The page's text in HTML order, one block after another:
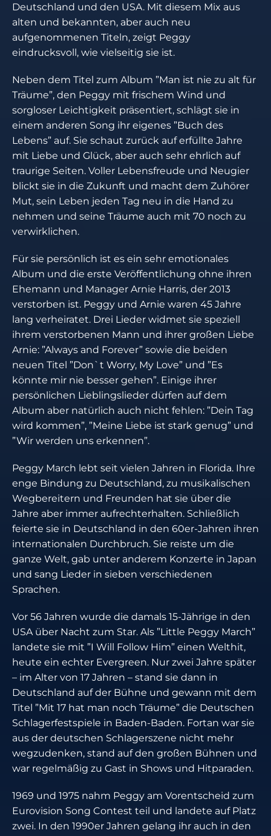
Deutschland und den USA. Mit diesem Mix aus
alten und bekannten, aber auch neu
aufgenommenen Titeln, zeigt Peggy
eindrucksvoll, wie vielseitig sie ist.
Neben dem Titel zum Album ”Man ist nie zu alt für
Träume”, den Peggy mit frischem Wind und
sorgloser Leichtigkeit präsentiert, schlägt sie in
einem anderen Song ihr eigenes ”Buch des
Lebens” auf. Sie schaut zurück auf erfüllte Jahre
mit Liebe und Glück, aber auch sehr ehrlich auf
traurige Seiten. Voller Lebensfreude und Neugier
blickt sie in die Zukunft und macht dem Zuhörer
Mut, sein Leben jeden Tag neu in die Hand zu
nehmen und seine Träume auch mit 70 noch zu
verwirklichen.
Für sie persönlich ist es ein sehr emotionales
Album und die erste Veröffentlichung ohne ihren
Ehemann und Manager Arnie Harris, der 2013
verstorben ist. Peggy und Arnie waren 45 Jahre
lang verheiratet. Drei Lieder widmet sie speziell
ihrem verstorbenen Mann und ihrer großen Liebe
Arnie: ”Always and Forever” sowie die beiden
neuen Titel ”Don`t Worry, My Love” und ”Es
könnte mir nie besser gehen”. Einige ihrer
persönlichen Lieblingslieder dürfen auf dem
Album aber natürlich auch nicht fehlen: ”Dein Tag
wird kommen”, ”Meine Liebe ist stark genug” und
”Wir werden uns erkennen”.
Peggy March lebt seit vielen Jahren in Florida. Ihre
enge Bindung zu Deutschland, zu musikalischen
Wegbereitern und Freunden hat sie über die
Jahre aber immer aufrechterhalten. Schließlich
feierte sie in Deutschland in den 60er-Jahren ihren
internationalen Durchbruch. Sie reiste um die
ganze Welt, gab unter anderem Konzerte in Japan
und sang Lieder in sieben verschiedenen
Sprachen.
Vor 56 Jahren wurde die damals 15-Jährige in den
USA über Nacht zum Star. Als ”Little Peggy March”
landete sie mit ”I Will Follow Him” einen Welthit,
heute ein echter Evergreen. Nur zwei Jahre später
– im Alter von 17 Jahren – stand sie dann in
Deutschland auf der Bühne und gewann mit dem
Titel ”Mit 17 hat man noch Träume” die Deutschen
Schlagerfestspiele in Baden-Baden. Fortan war sie
aus der deutschen Schlagerszene nicht mehr
wegzudenken, stand auf den großen Bühnen und
war regelmäßig zu Gast in Shows und Hitparaden.
1969 und 1975 nahm Peggy am Vorentscheid zum
Eurovision Song Contest teil und landete auf Platz
zwei. In den 1990er Jahren gelang ihr auch in den